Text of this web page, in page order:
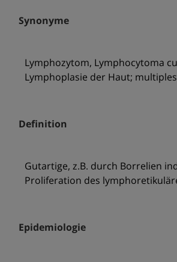
Synonyme
Lymphozytom, Lymphocytoma
Lymphoplasie der Haut;
Definition
Gutartige, z.B. durch Borrelien
Proliferation des
Epidemiologie